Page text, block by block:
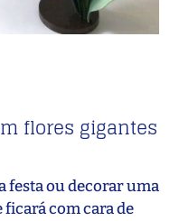
flores gigantes
festa ou decorar uma
com cara de